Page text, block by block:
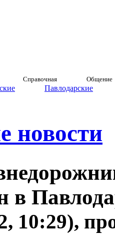
Справочная Общение
Павлодарские
новости
в
10:29),